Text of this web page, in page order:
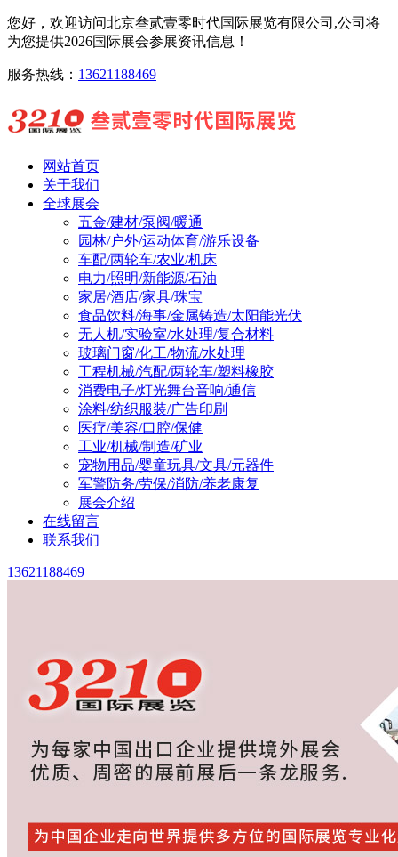
您好，欢迎访问北京叁贰壹零时代国际展览有限公司,公司将
为您提供2026国际展会参展资讯信息！
服务热线： 13621188469
网站首页
关于我们
全球展会
五金/建材/泵阀/暖通
园林/户外/运动体育/游乐设备
车配/两轮车/农业/机床
电力/照明/新能源/石油
家居/酒店/家具/珠宝
食品饮料/海事/金属铸造/太阳能光伏
无人机/实验室/水处理/复合材料
玻璃门窗/化工/物流/水处理
工程机械/汽配/两轮车/塑料橡胶
消费电子/灯光舞台音响/通信
涂料/纺织服装/广告印刷
医疗/美容/口腔/保健
工业/机械/制造/矿业
宠物用品/婴童玩具/文具/元器件
军警防务/劳保/消防/养老康复
展会介绍
在线留言
联系我们
13621188469